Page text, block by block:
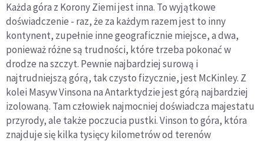
Każda góra z Korony Ziemi jest inna. To wyjątkowe
doświadczenie - raz, że za każdym razem jest to inny
kontynent, zupełnie inne geograficznie miejsce, a dwa,
ponieważ różne są trudności, które trzeba pokonać w
drodze na szczyt. Pewnie najbardziej surową i
najtrudniejszą górą, tak czysto fizycznie, jest McKinley. Z
kolei Masyw Vinsona na Antarktydzie jest górą najbardziej
izolowaną. Tam człowiek najmocniej doświadcza majestatu
przyrody, ale także poczucia pustki. Vinson to góra, która
znajduje się kilka tysięcy kilometrów od terenów